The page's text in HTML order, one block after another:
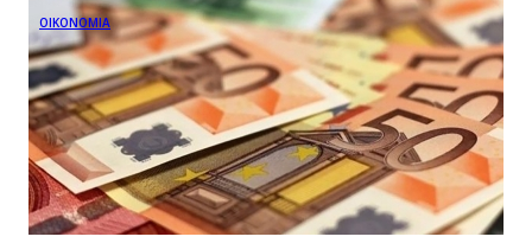
ΟΙΚΟΝΟΜΙΑ